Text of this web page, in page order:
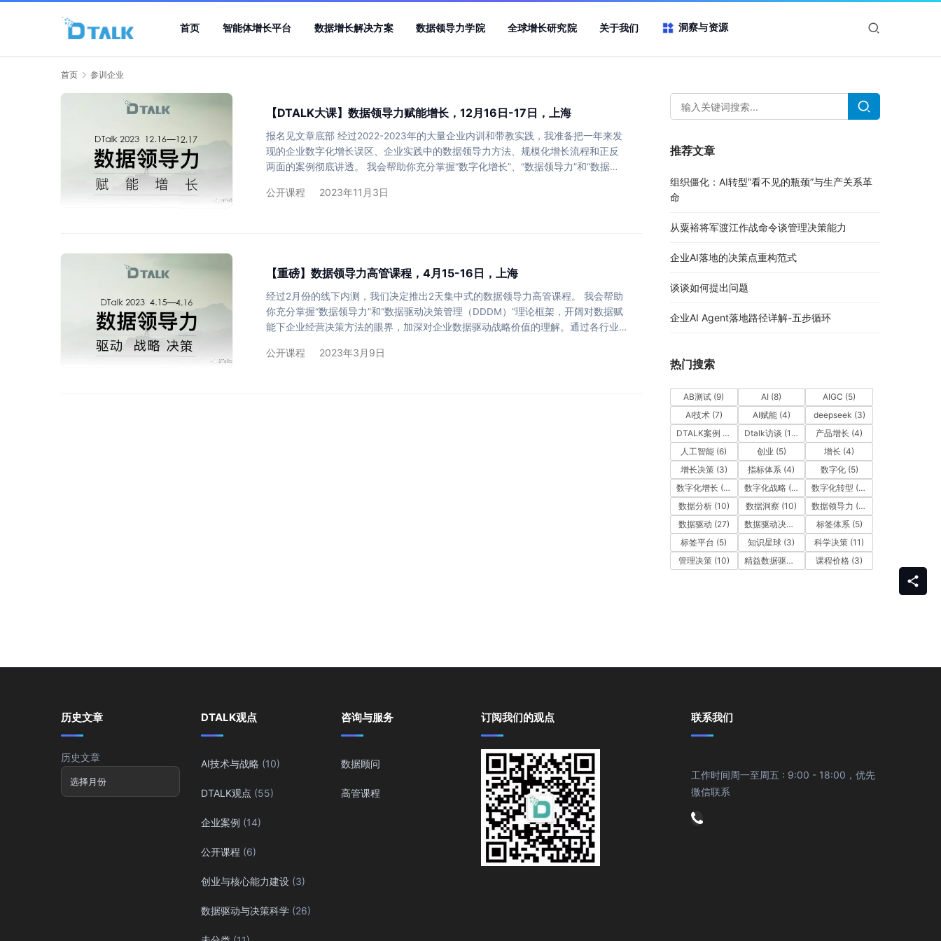
首页 智能体增长平台 数据增长解决方案 数据领导力学院 全球增长研究院 关于我们 洞察与资源
首页 参训企业
【DTALK大课】数据领导力赋能增长，12月16日-17日，上海
报名见文章底部 经过2022-2023年的大量企业内训和带教实践，我准备把一年来发
现的企业数字化增长误区、企业实践中的数据领导力方法、规模化增长流程和正反
两面的案例彻底讲透。 我会帮助你充分掌握“数字化增长”、“数据领导力”和“数据驱
加深对企业数字化战略价值的理解。通过各行业成功和失败的案例，理解数据领导
公开课程 2023年11月3日
【重磅】数据领导力高管课程，4月15-16日，上海
经过2月份的线下内测，我们决定推出2天集中式的数据领导力高管课程。 我会帮助
你充分掌握“数据领导力”和“数据驱动决策管理（DDDM）”理论框架，开阔对数据赋
能下企业经营决策方法的眼界，加深对企业数据驱动战略价值的理解。通过各行业
保在竞争激烈和不确定性的市场环境下，实现可持续的增长。 谁适合听这门课： 数
公开课程 2023年3月9日
推荐文章
组织僵化：AI转型“看不见的瓶颈”与生产关系革
命
从粟裕将军渡江作战命令谈管理决策能力
企业AI落地的决策点重构范式
谈谈如何提出问题
企业AI Agent落地路径详解-五步循环
热门搜索
AB测试 (9) AI (8) AIGC (5)
AI技术(7) AI赋能(4) deepseek (3)
DTALK案例
Dtalk访谈 (13) 产品增长 (4)
人工智能 (6) 创业 (5) 增长 (4)
增长决策(3) 指标体系 (4) 数字化(5)
数字化增长 (3) 数字化战略(3) 数字化转型 (12)
数据分析(10) 数据洞察 (10) 数据领导力 (27)
数据驱动 (27) 数据驱动决策 标签体系(5)
标签平台 (5) 知识星球 (3) 科学决策 (11)
管理决策(10) 精益数据驱动 课程价格 (3)
历史文章
历史文章
DTALK观点
AI技术与战略 (10)
DTALK观点 (55)
企业案例 (14)
公开课程 (6)
创业与核心能力建设 (3)
数据驱动与决策科学 (26)
咨询与服务
数据顾问
高管课程
订阅我们的观点 联系我们
工作时间周一至周五 : 9:00 - 18:00，优先
微信联系